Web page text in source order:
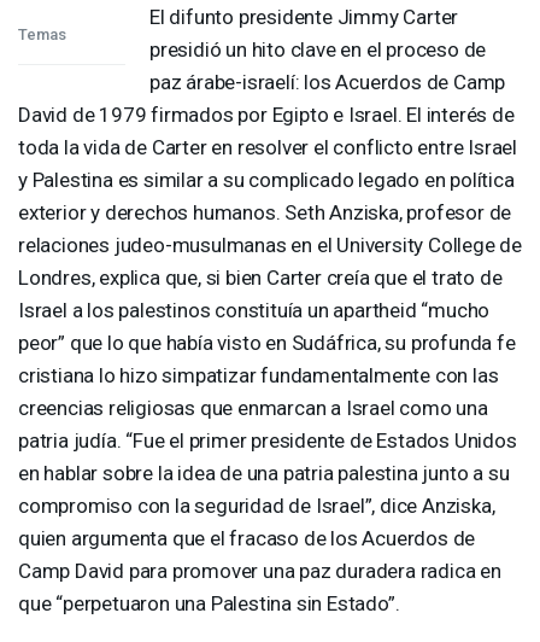
Temas
El difunto presidente Jimmy Carter
presidió un hito clave en el proceso de
paz árabe-israelí: los Acuerdos de Camp
David de 1979 firmados por Egipto e Israel. El interés de
toda la vida de Carter en resolver el conflicto entre Israel
y Palestina es similar a su complicado legado en política
exterior y derechos humanos. Seth Anziska, profesor de
relaciones judeo-musulmanas en el University College de
Londres, explica que, si bien Carter creía que el trato de
Israel a los palestinos constituía un apartheid “mucho
peor” que lo que había visto en Sudáfrica, su profunda fe
cristiana lo hizo simpatizar fundamentalmente con las
creencias religiosas que enmarcan a Israel como una
patria judía. “Fue el primer presidente de Estados Unidos
en hablar sobre la idea de una patria palestina junto a su
compromiso con la seguridad de Israel”, dice Anziska,
quien argumenta que el fracaso de los Acuerdos de
Camp David para promover una paz duradera radica en
que “perpetuaron una Palestina sin Estado”.